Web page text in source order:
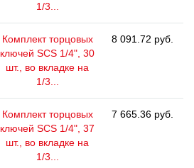
1/3...
Комплект торцовых
ключей SCS 1/4", 30
шт., во вкладке на
1/3...
8 091.72 руб.
Комплект торцовых
ключей SCS 1/4", 37
шт., во вкладке на
1/3...
7 665.36 руб.